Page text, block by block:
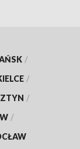
/
/
/
/